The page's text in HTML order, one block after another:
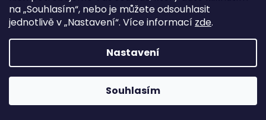
na „Souhlasím“, nebo je můžete odsouhlasit
jednotlivě v „Nastavení“. Více informací zde.
Nastavení
Souhlasím
AKCE
NOVINKA
TIP